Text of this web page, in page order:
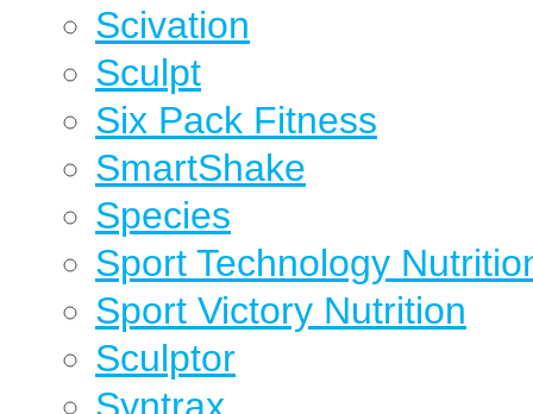
Scivation
Sculpt
Six Pack Fitness
SmartShake
Species
Sport Technology
Sport Victory Nutrition
Sculptor
Syntrax